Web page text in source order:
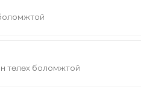
төлөх боломжтой